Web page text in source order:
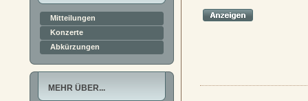
Mitteilungen
Konzerte
Abkürzungen
MEHR ÜBER...